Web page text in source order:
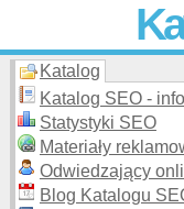
Skuteczna i
Katalog
Katalog SEO -
Statystyki SEO
Materiały
Odwiedzający
Blog Katalogu